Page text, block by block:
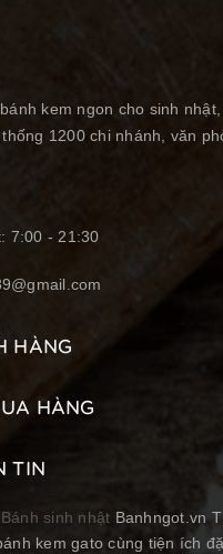
kem ngon cho sinh
1200 chi nhánh, văn
7:00 - 21:30
HÀNG
HÀNG
TIN
Bánh sinh nhật Banhngot.vn
kem gato cùng tiện ích